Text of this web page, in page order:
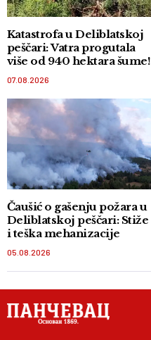
Katastrofa u Deliblatskoj
peščari: Vatra progutala
više od 940 hektara šume!
07.08.2026
Čaušić o gašenju požara u
Deliblatskoj peščari: Stiže
i teška mehanizacije
05.08.2026